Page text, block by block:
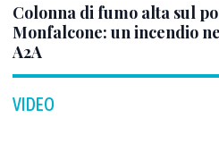
Colonna di fumo alta sul
Monfalcone: un incendio
A2A
VIDEO